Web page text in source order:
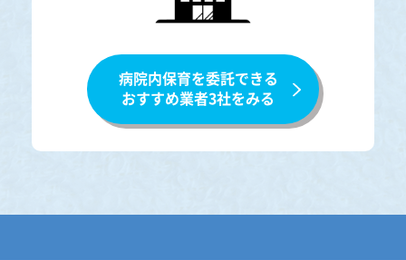
病院内保育を委託できる
おすすめ業者3社をみる